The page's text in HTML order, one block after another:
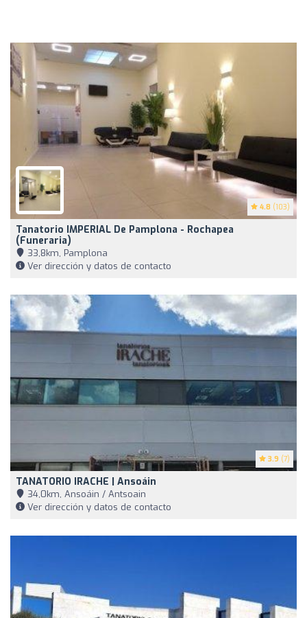
4.8 (103)
Tanatorio IMPERIAL De Pamplona - Rochapea
(Funeraria)
33,8km, Pamplona
Ver dirección y datos de contacto
3.9 (7)
TANATORIO IRACHE | Ansoáin
34,0km, Ansoáin / Antsoain
Ver dirección y datos de contacto